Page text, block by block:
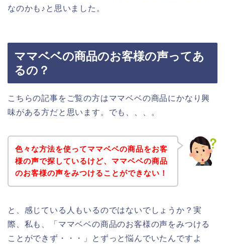
なのかも♪と思いました。
ママベベの商品のお客様の声ってあ
るの？
こちらの記事をご覧の方はママベベの商品にかなり興
味がある方だと思います。でも、、、。
色々な方法を使ってママベベの商品をお客
様の声で探しているけど、ママベベの商品
のお客様の声をみつけることができない！
と、感じている人もいるのではないでしょうか？実
際、私も、「ママベベの商品のお客様の声をみつける
ことができず・・・」とずっと悩んでいたんですよ